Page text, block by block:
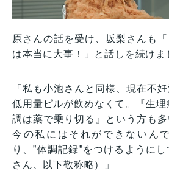
原さんの話を受け、坂梨さんも
は本当に大事！」と話しを続けま
「私も小池さんと同様、現在不
低用量ピルが飲めなくて。『生
調は薬で乗り切る』という方も多
今の私にはそれができないん
り、”体調記録”をつけるように
さん、以下敬称略）」